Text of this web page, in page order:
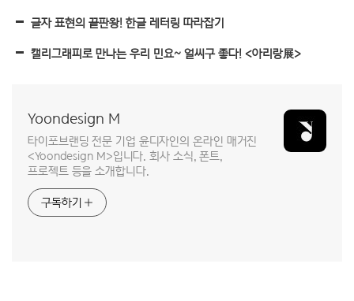
글자 표현의 끝판왕! 한글 레터링 따라잡기
캘리그래피로 만나는 우리 민요~ 얼씨구 좋다! <아리랑展>
Yoondesign M
타이포브랜딩 전문 기업 윤디자인의 온라인 매거진
<Yoondesign M>입니다. 회사 소식, 폰트,
프로젝트 등을 소개합니다.
구독하기